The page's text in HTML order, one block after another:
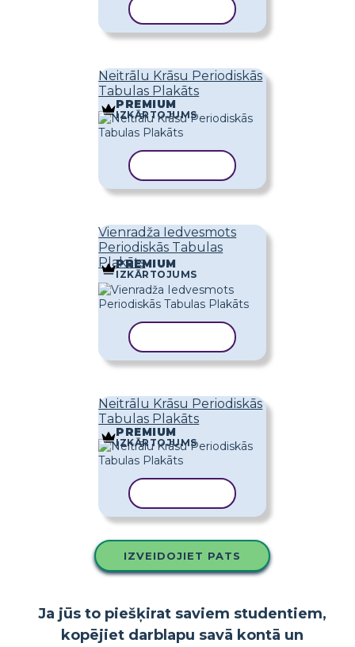
Neitrālu Krāsu Periodiskās
Tabulas Plakāts
PREMIUM
IZKĀRTOJUMS
Vienradža Iedvesmots
Periodiskās Tabulas
Plakāts
PREMIUM
IZKĀRTOJUMS
Neitrālu Krāsu Periodiskās
Tabulas Plakāts
PREMIUM
IZKĀRTOJUMS
IZVEIDOJIET PATS
Ja jūs to piešķirat saviem studentiem,
kopējiet darblapu savā kontā un